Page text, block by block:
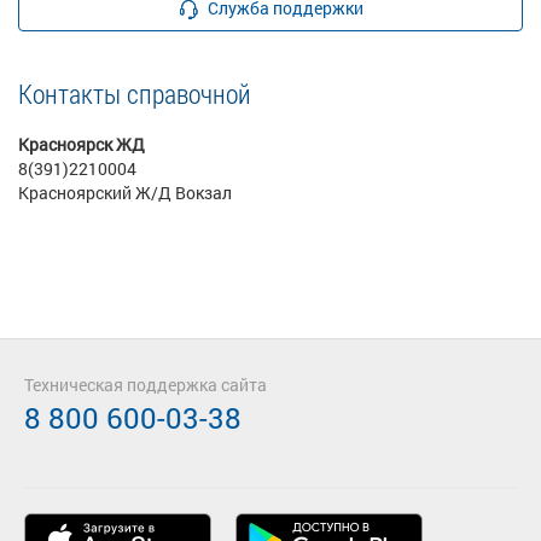
Служба поддержки
Контакты справочной
Красноярск ЖД
8(391)2210004
Красноярский Ж/Д Вокзал
Техническая поддержка сайта
8 800 600-03-38